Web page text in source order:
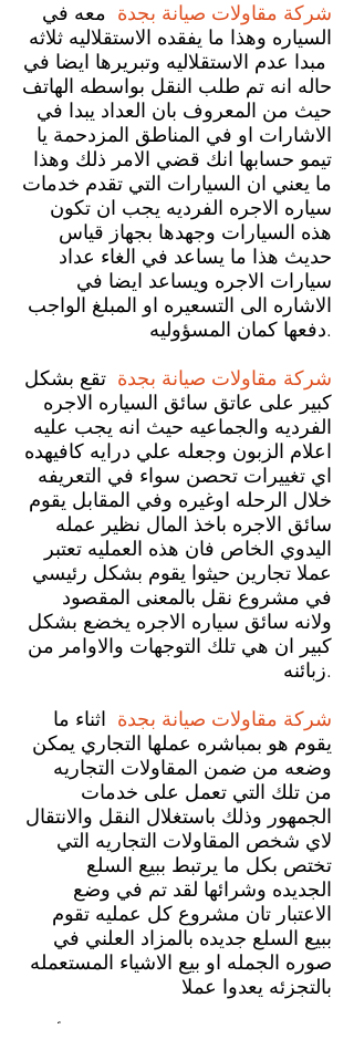
شركة مقاولات صيانة بجدة معه في
السياره وهذا ما يفقده الاستقلاليه ثلاثه
مبدا عدم الاستقلاليه وتبريرها ايضا في
حاله انه تم طلب النقل بواسطه الهاتف
حيث من المعروف بان العداد يبدا في
الاشارات او في المناطق المزدحمة يا
تيمو حسابها انك قضي الامر ذلك وهذا
ما يعني ان السيارات التي تقدم خدمات
سياره الاجره الفرديه يجب ان تكون
هذه السيارات وجهدها بجهاز قياس
حديث هذا ما يساعد في الغاء عداد
سيارات الاجره ويساعد ايضا في
الاشاره الى التسعيره او المبلغ الواجب
دفعها كمان المسؤوليه.
شركة مقاولات صيانة بجدة تقع بشكل
كبير على عاتق سائق السياره الاجره
الفرديه والجماعيه حيث انه يجب عليه
اعلام الزبون وجعله علي درايه كافيهده
اي تغييرات تحصن سواء في التعريفه
خلال الرحله اوغيره وفي المقابل يقوم
سائق الاجره باخذ المال نظير عمله
اليدوي الخاص فان هذه العمليه تعتبر
عملا تجارين حيثوا يقوم بشكل رئيسي
في مشروع نقل بالمعنى المقصود
ولانه سائق سياره الاجره يخضع بشكل
كبير ان هي تلك التوجهات والاوامر من
زبائنه.
شركة مقاولات صيانة بجدة اثناء ما
يقوم هو بمباشره عملها التجاري يمكن
وضعه من ضمن المقاولات التجاريه
من تلك التي تعمل على خدمات
الجمهور وذلك باستغلال النقل والانتقال
لاي شخص المقاولات التجاريه التي
تختص بكل ما يرتبط ببيع السلع
الجديده وشرائها لقد تم في وضع
الاعتبار تان مشروع كل عمليه تقوم
ببيع السلع جديده بالمزاد العلني في
صوره الجمله او بيع الاشياء المستعمله
بالتجزئه يعدوا عملا